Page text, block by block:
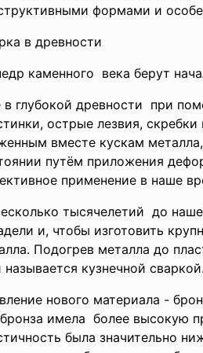
формами и
в древности
каменного века берут
глубокой древности при
острые лезвия,
вместе кускам
путём приложения
применение в наше
тысячелетий до
и, чтобы изготовить
Подогрев металла до
называется кузнечной сваркой.
нового материала -
имела более высокую
была значительно